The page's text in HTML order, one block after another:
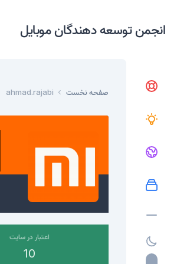
انجمن توسعه دهندگان موبایل
صفحه نخست ahmad.rajabi
اعتبار در سایت
10